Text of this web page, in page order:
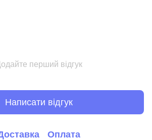
перший відгук
Написати відгук
Оплата